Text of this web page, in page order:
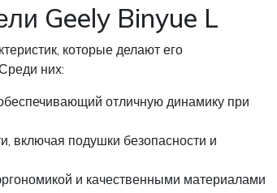
Geely Binyue L
которые делают его
них:
отличную динамику при
включая подушки безопасности и
и качественными материалами